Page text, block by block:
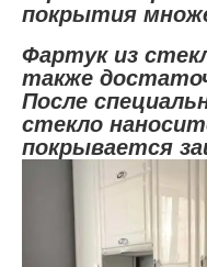
покрытия
Фартук из
также
После
стекло
покрывается